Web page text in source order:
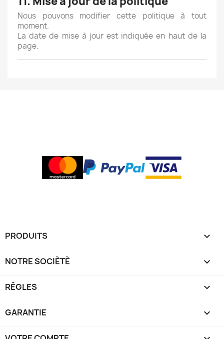
Nous pouvons modifier cette politique à tout
moment.
La date de mise à jour est indiquée en haut de la
page.
PRODUITS 
NOTRE SOCIÈTÈ 
RÈGLES 
GARANTIE 